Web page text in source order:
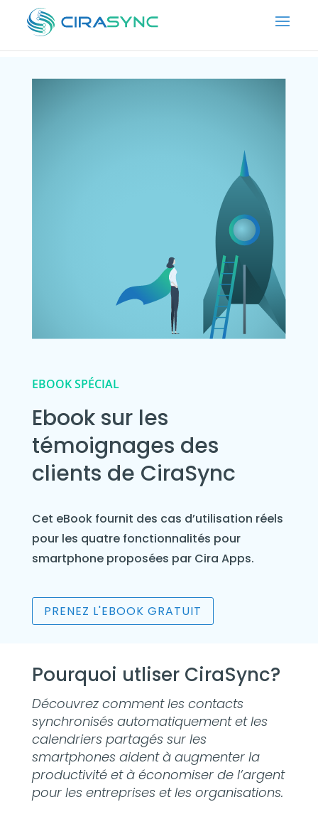
EBOOK SPÉCIAL
Ebook sur les
témoignages des
clients de CiraSync
Cet eBook fournit des cas d’utilisation réels
pour les quatre fonctionnalités pour
smartphone proposées par Cira Apps.
PRENEZ L'EBOOK GRATUIT
Pourquoi utliser CiraSync?
Découvrez comment les contacts
synchronisés automatiquement et les
calendriers partagés sur les
smartphones aident à augmenter la
productivité et à économiser de l’argent
pour les entreprises et les organisations.